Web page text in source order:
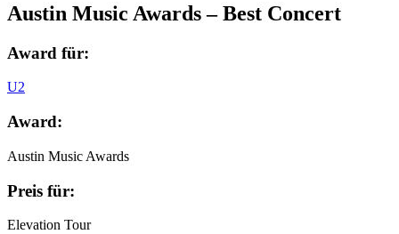
Austin Music Awards – Best Concert
Award für:
U2
Award:
Austin Music Awards
Preis für:
Elevation Tour